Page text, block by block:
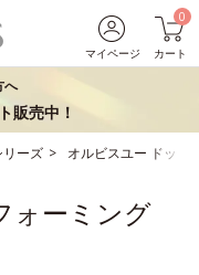
マイページ
0
カート
へ
販売中！
リーズ オルビスユー ドット
ォーミング